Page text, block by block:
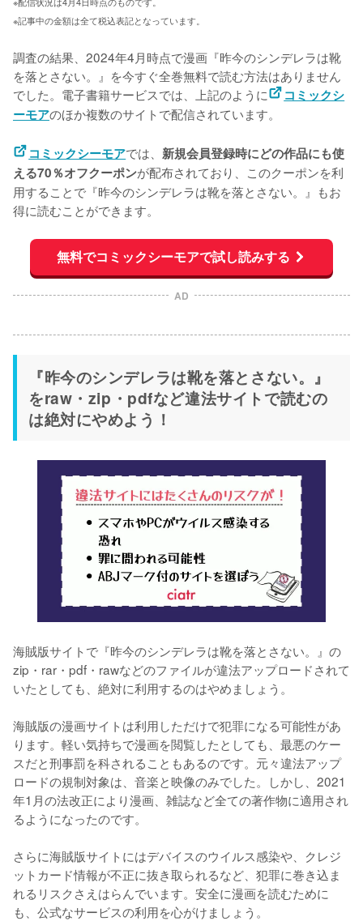
※記事中の金額は全て税込表記となっています。
調査の結果、2024年4月時点で漫画『昨今のシンデレラは靴
を落とさない。』を今すぐ全巻無料で読む方法はありません
でした。電子書籍サービスでは、上記のように
コミックシ
ーモアのほか複数のサイトで配信されています。
コミックシーモアでは、 新規会員登録時にどの作品にも使
える70％オフクーポンが配布されており、このクーポンを利
用することで『昨今のシンデレラは靴を落とさない。』もお
得に読むことができます。
無料でコミックシーモアで試し読みする
AD
『昨今のシンデレラは靴を落とさない。』
をraw・zip・pdfなど違法サイトで読むの
は絶対にやめよう！
海賊版サイトで『昨今のシンデレラは靴を落とさない。』の
zip・rar・pdf・rawなどのファイルが違法アップロードされて
いたとしても、絶対に利用するのはやめましょう。
海賊版の漫画サイトは利用しただけで犯罪になる可能性があ
ります。軽い気持ちで漫画を閲覧したとしても、最悪のケー
スだと刑事罰を科されることもあるのです。元々違法アップ
ロードの規制対象は、音楽と映像のみでした。しかし、2021
年1月の法改正により漫画、雑誌など全ての著作物に適用され
るようになったのです。
さらに海賊版サイトにはデバイスのウイルス感染や、クレジ
ットカード情報が不正に抜き取られるなど、犯罪に巻き込ま
れるリスクさえはらんでいます。安全に漫画を読むために
も、公式なサービスの利用を心がけましょう。